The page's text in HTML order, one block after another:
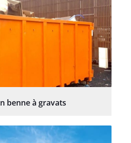
benne à gravats